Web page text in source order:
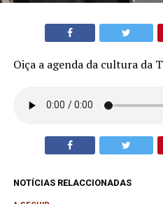
Oiça a agenda da cultura da
NOTÍCIAS RELACCIONADAS